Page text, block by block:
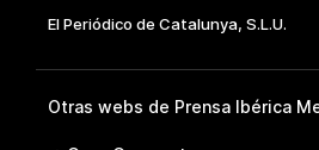
Otras webs de Prensa Ibérica